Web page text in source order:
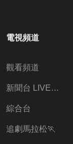
電視頻道
觀看頻道
新聞台 LIVE 直播
綜合台
追劇馬拉松🏃